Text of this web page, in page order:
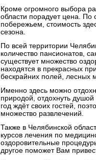
Кроме огромного выбора
области порадует цена.
побережьем, стоимость
сезона.
По всей территории
количество пансионатов,
существует множество
находятся в прекрасных
бескрайних полей, лесных
Именно здесь можно
природой, отдохнуть
год ждёт своих гостей,
множество развлечений.
Также в Челябинской
курсов лечения по
оздоровительные
другое поможет Вам